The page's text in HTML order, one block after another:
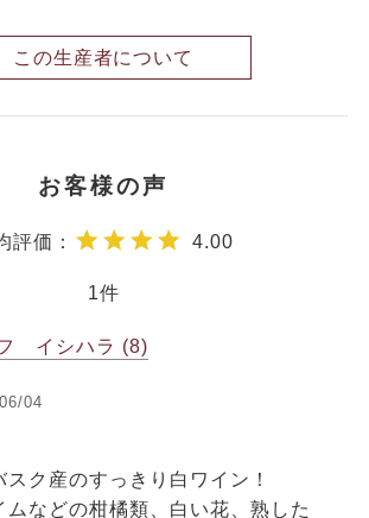
この生産者について
4.00
1
イシハラ 8
04
スク産のすっきり白ワイン！
ムなどの柑橘類、白い花、熟した